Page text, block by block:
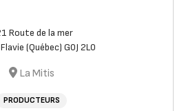
Route de la mer
(Québec) G0J 2L0
La Mitis
PRODUCTEURS